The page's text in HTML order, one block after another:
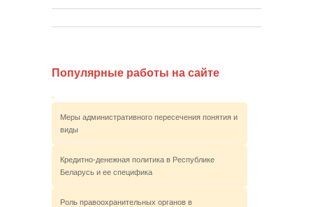
Популярные работы на сайте
Меры административного пересечения понятия и
виды
Кредитно-денежная политика в Республике
Беларусь и ее специфика
Роль правоохранительных органов в